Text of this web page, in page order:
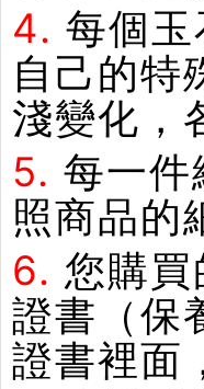
4. 每個
自己的特
淺變化，
5. 每一件
照商品的
6. 您購
證書（保
證書裡面